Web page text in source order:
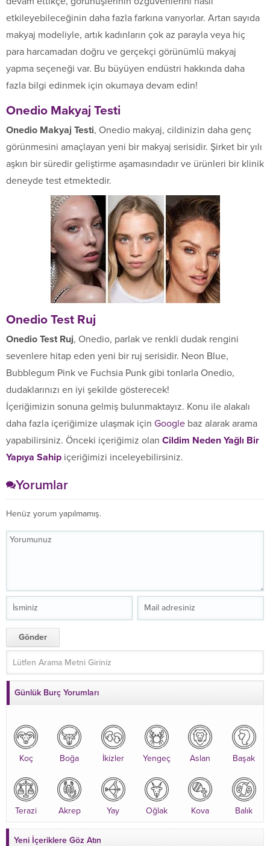
etkileyebileceğinin daha fazla farkına varıyorlar. Artan sayıda
makyaj modeliyle, artık kadınların çok az parayla veya hiç
para harcamadan doğru ve gerçekçi görünümlü makyaj
yapma seçeneği var. Bu büyüyen endüstri hakkında daha
fazla bilgi edinmek için okumaya devam edin!
Onedio Makyaj Testi
Onedio Makyaj Testi, Onedio makyaj, cildinizin daha genç
görünmesini amaçlayan yeni bir makyaj serisidir. Şirket bir yılı
aşkın bir süredir geliştirme aşamasındadır ve ürünleri bir klinik
deneyde test etmektedir.
Onedio Test Ruj
Onedio Test Ruj, Onedio, parlak ve renkli dudak rengini
sevenlere hitap eden yeni bir ruj serisidir. Neon Blue,
Bubblegum Pink ve Fuchsia Punk gibi tonlarla Onedio,
dudaklarınızı en iyi şekilde gösterecek!
İçeriğimizin sonuna gelmiş bulunmaktayız. Konu ile alakalı
daha fazla içeriğimize ulaşmak için Google baz alarak arama
yapabilirsiniz. Önceki içeriğimiz olan Cildim Neden Yağlı Bir
Yapıya Sahip içeriğimizi inceleyebilirsiniz.
Yorumlar
Henüz yorum yapılmamış.
Günlük Burç Yorumları
Koç Boğa İkizler Yengeç Aslan Başak
Terazi Akrep Yay Oğlak Kova Balık
Yeni İçeriklere Göz Atın